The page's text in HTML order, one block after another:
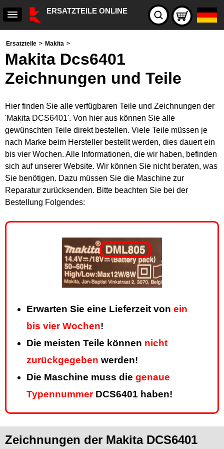
ERSATZTEILE ONLINE
Ersatzteile > Makita >
Makita Dcs6401
Zeichnungen und Teile
Hier finden Sie alle verfügbaren Teile und Zeichnungen der
'Makita DCS6401'. Von hier aus können Sie alle
gewünschten Teile direkt bestellen. Viele Teile müssen je
nach Marke beim Hersteller bestellt werden, dies dauert ein
bis vier Wochen. Alle Informationen, die wir haben, befinden
sich auf unserer Website. Wir können Sie nicht beraten, was
Sie benötigen. Dazu müssen Sie die Maschine zur
Reparatur zurücksenden. Bitte beachten Sie bei der
Bestellung Folgendes:
Erwarten Sie eine Lieferzeit von ein
bis vier Wochen!
Die meisten Teile können nicht
zurückgegeben werden!
Die Maschine muss die genaue
TypennummerDCS6401 haben!
Zeichnungen der Makita DCS6401